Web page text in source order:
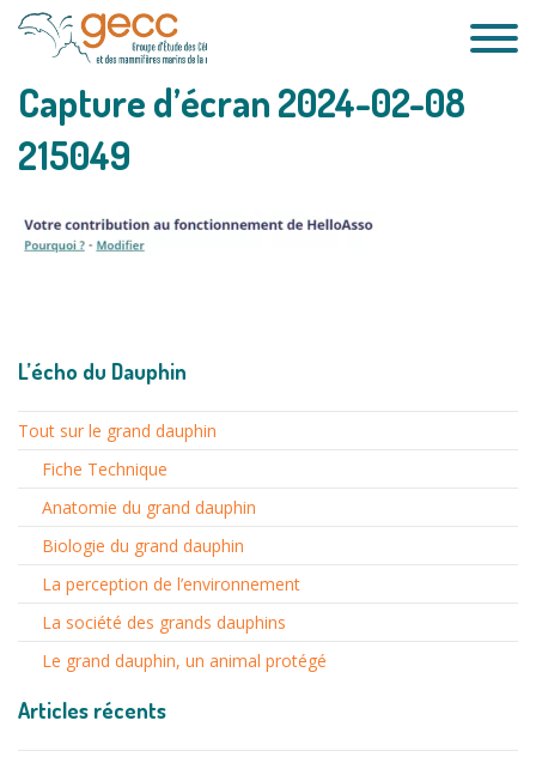
Passer
Capture d’écran 2024-02-08
215049
L’écho du Dauphin
Tout sur le grand dauphin
Fiche Technique
Anatomie du grand dauphin
Biologie du grand dauphin
La perception de l’environnement
La société des grands dauphins
Le grand dauphin, un animal protégé
Articles récents